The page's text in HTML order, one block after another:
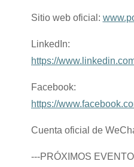
Sitio web oficial:
LinkedIn:
https://
Facebook:
https://
Cuenta oficial de
---PRÓXIMOS